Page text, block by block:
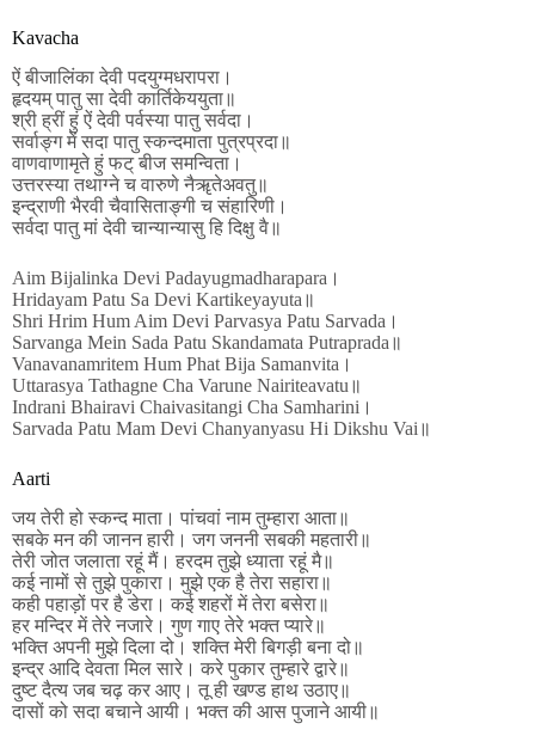
Kavacha
ऐं बीजालिंका देवी पदयुग्मधरापरा।
हृदयम् पातु सा देवी कार्तिकेययुता॥
श्री ह्रीं हुं ऐं देवी पर्वस्या पातु सर्वदा।
सर्वाङ्ग में सदा पातु स्कन्दमाता पुत्रप्रदा॥
वाणवाणामृते हुं फट् बीज समन्विता।
उत्तरस्या तथाग्ने च वारुणे नैॠतेअवतु॥
इन्द्राणी भैरवी चैवासिताङ्गी च संहारिणी।
सर्वदा पातु मां देवी चान्यान्यासु हि दिक्षु वै॥
Aim Bijalinka Devi Padayugmadharapara।
Hridayam Patu Sa Devi Kartikeyayuta॥
Shri Hrim Hum Aim Devi Parvasya Patu Sarvada।
Sarvanga Mein Sada Patu Skandamata Putraprada॥
Vanavanamritem Hum Phat Bija Samanvita।
Uttarasya Tathagne Cha Varune Nairiteavatu॥
Indrani Bhairavi Chaivasitangi Cha Samharini।
Sarvada Patu Mam Devi Chanyanyasu Hi Dikshu Vai॥
Aarti
जय तेरी हो स्कन्द माता। पांचवां नाम तुम्हारा आता॥
सबके मन की जानन हारी। जग जननी सबकी महतारी॥
तेरी जोत जलाता रहूं मैं। हरदम तुझे ध्याता रहूं मै॥
कई नामों से तुझे पुकारा। मुझे एक है तेरा सहारा॥
कही पहाड़ों पर है डेरा। कई शहरों में तेरा बसेरा॥
हर मन्दिर में तेरे नजारे। गुण गाए तेरे भक्त प्यारे॥
भक्ति अपनी मुझे दिला दो। शक्ति मेरी बिगड़ी बना दो॥
इन्द्र आदि देवता मिल सारे। करे पुकार तुम्हारे द्वारे॥
दुष्ट दैत्य जब चढ़ कर आए। तू ही खण्ड हाथ उठाए॥
दासों को सदा बचाने आयी। भक्त की आस पुजाने आयी॥